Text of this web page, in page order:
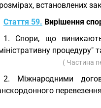
встановлених
Стаття 59. Вирішення
1. Спори, що
процедуру"
( Частина
2. Міжнародними
перевезення